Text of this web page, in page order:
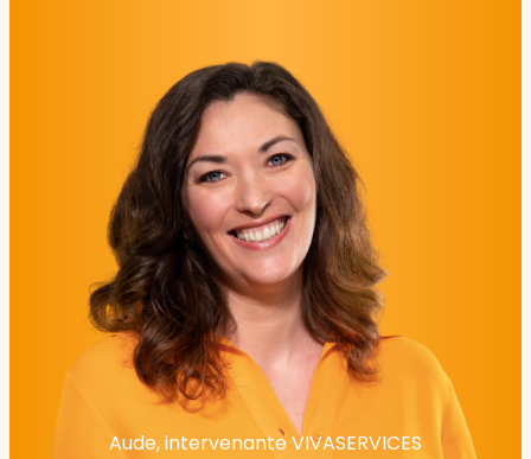
Aude, intervenante VIVASERVICES